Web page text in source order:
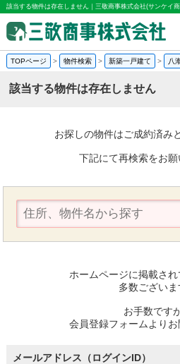
該当する物件は存在しません｜三敬商事株式会社(サンケイ
TOPページ > 物件検索 > 新築一戸建て > 八
該当する物件は存在しません
お探しの物件はご成約済み
下記にて再検索をお願
ホームページに掲載さ
多数ございま
お手数ですが
会員登録フォームよりお
メールアドレス（ログインID）